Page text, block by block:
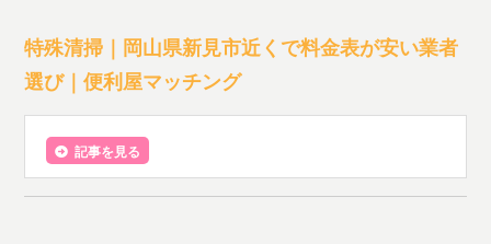
特殊清掃｜岡山県新見市近くで料金表が安い業者
選び｜便利屋マッチング
記事を見る